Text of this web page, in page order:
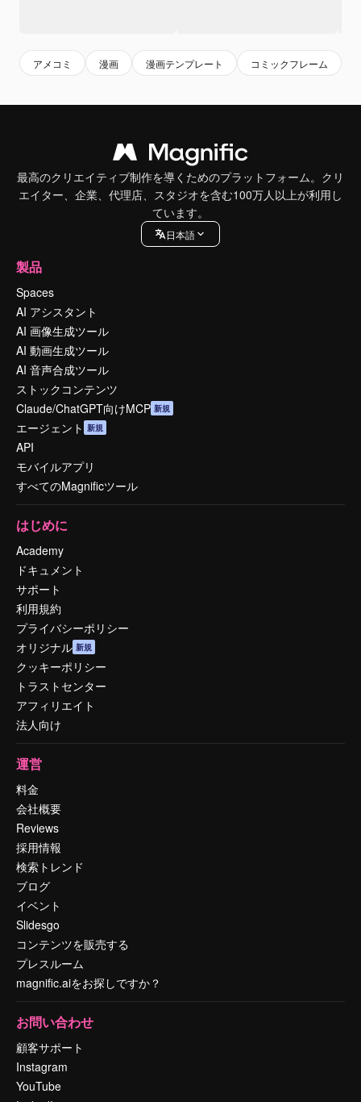
アメコミ 漫画 漫画テンプレート コミックフレーム
最高のクリエイティブ制作を導くためのプラットフォーム。クリ
エイター、企業、代理店、スタジオを含む100万人以上が利用し
ています。
日本語
製品
Spaces
AI アシスタント
AI 画像生成ツール
AI 動画生成ツール
AI 音声合成ツール
ストックコンテンツ
Claude/ChatGPT向けMCP 新規
エージェント 新規
API
モバイルアプリ
すべてのMagnificツール
はじめに
Academy
ドキュメント
サポート
利用規約
プライバシーポリシー
オリジナル 新規
クッキーポリシー
トラストセンター
アフィリエイト
法人向け
運営
料金
会社概要
Reviews
採用情報
検索トレンド
ブログ
イベント
Slidesgo
コンテンツを販売する
プレスルーム
magnific.aiをお探しですか？
お問い合わせ
顧客サポート
Instagram
YouTube